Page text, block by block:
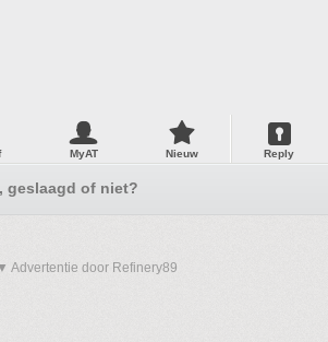
MyAT Nieuw Reply
geslaagd of niet?
Advertentie door Refinery89